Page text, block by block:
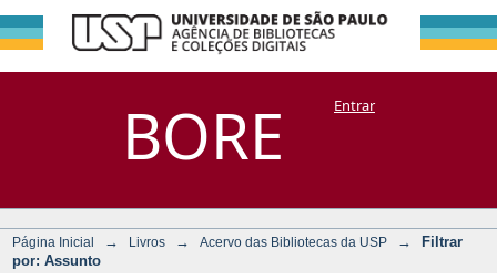
BORE
Filtrar por:
Assunto
DSpace/Manakin + CoriscoEntrar
Página Inicial → Livros → Acervo das Bibliotecas da USP →
Filtrar
por: Assunto